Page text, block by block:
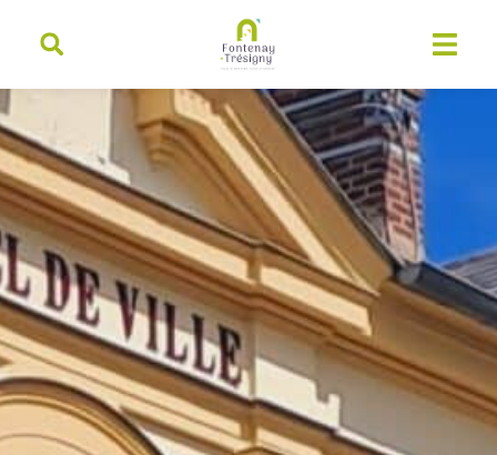
principal